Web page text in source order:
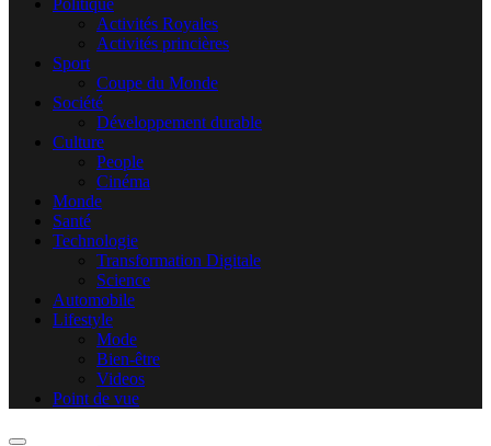
Activités Royales
Activités princières
Sport
Coupe du Monde
Société
Développement durable
Culture
People
Cinéma
Monde
Santé
Technologie
Transformation Digitale
Science
Automobile
Lifestyle
Mode
Bien-être
Videos
Point de vue